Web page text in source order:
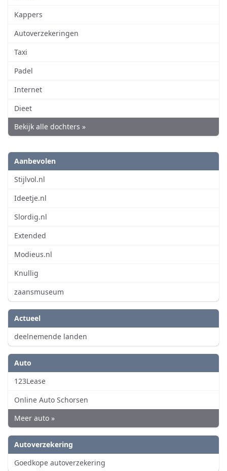
Kappers
Autoverzekeringen
Taxi
Padel
Internet
Dieet
Bekijk alle dochters »
Aanbevolen
Stijlvol.nl
Ideetje.nl
Slordig.nl
Extended
Modieus.nl
Knullig
zaansmuseum
Actueel
deelnemende landen
Auto
123Lease
Online Auto Schorsen
Meer auto »
Autoverzekering
Goedkope autoverzekering